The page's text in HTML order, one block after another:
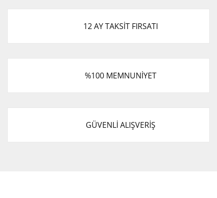
12 AY TAKSİT FIRSATI
%100 MEMNUNİYET
GÜVENLİ ALIŞVERİŞ